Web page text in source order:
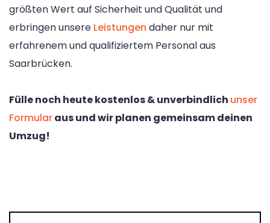
größten Wert auf Sicherheit und Qualität und
erbringen unsere Leistungen daher nur mit
erfahrenem und qualifiziertem Personal aus
Saarbrücken.
Fülle noch heute kostenlos & unverbindlich unser
Formularaus und wir planen gemeinsam deinen
Umzug!